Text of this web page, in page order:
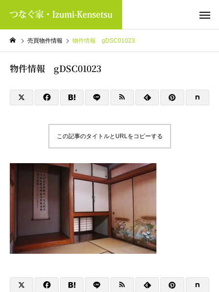
売買物件情報 物件情報 gDSC01023
物件情報 gDSC01023
この記事のタイトルとURLをコピーする